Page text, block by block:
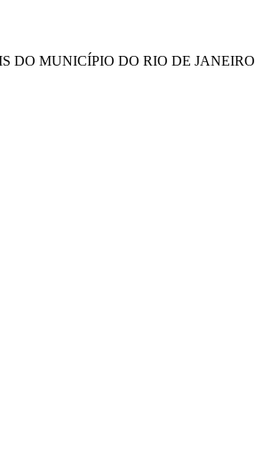
DO MUNICÍPIO DO RIO DE JANEIRO